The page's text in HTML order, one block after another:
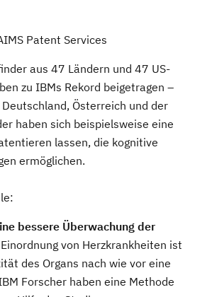
Patent Services
aus 47 Ländern und 47 US-
zu IBMs Rekord beigetragen –
Österreich und der
haben sich beispielsweise eine
lassen, die kognitive
ermöglichen.
bessere Überwachung der
von Herzkrankheiten ist
des Organs nach wie vor eine
Forscher haben eine Methode